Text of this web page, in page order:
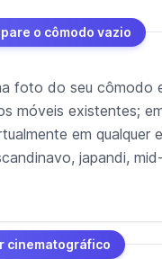
o cômodo vazio
foto do seu cômodo
móveis existentes;
em qualquer
japandi,
cinematográfico